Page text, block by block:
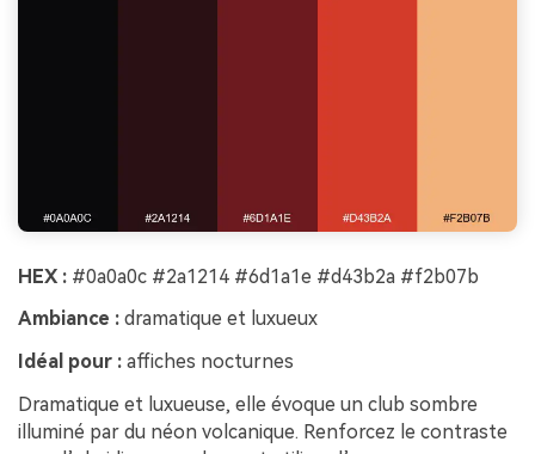
HEX : #0a0a0c #2a1214 #6d1a1e #d43b2a #f2b07b
Ambiance : dramatique et luxueux
Idéal pour : affiches nocturnes
Dramatique et luxueuse, elle évoque un club sombre
illuminé par du néon volcanique. Renforcez le contraste